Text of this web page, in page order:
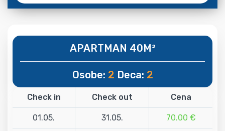
APARTMAN 40M²
Osobe: 2 Deca: 2
Check in Check out Cena
01.05. 31.05. 70.00 €